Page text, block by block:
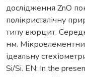
дослідження ZnO
полікристалічну
типу вюрцит.
нм.
ідеальну
Si/Si. EN: In the